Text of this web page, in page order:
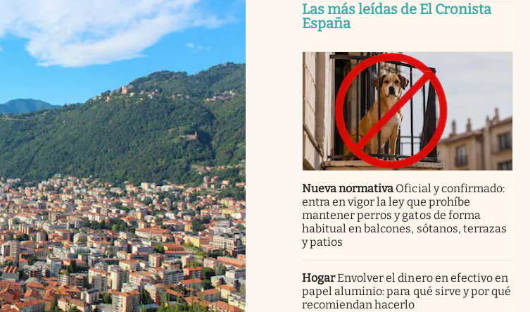
Las más leídas de El Cronista
España
Nueva normativa Oficial y confirmado:
entra en vigor la ley que prohíbe
mantener perros y gatos de forma
habitual en balcones, sótanos, terrazas
y patios
HogarEnvolver el dinero en efectivo en
papel aluminio: para qué sirve y por qué
recomiendan hacerlo